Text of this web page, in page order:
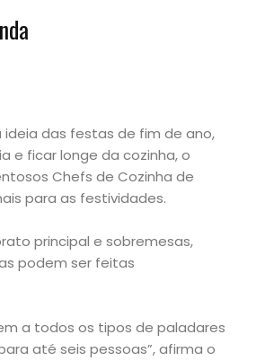
das festas de fim de ano,
e ficar longe da cozinha, o
Chefs de Cozinha de
para as festividades.
principal e sobremesas,
podem ser feitas
a todos os tipos de paladares
até seis pessoas”, afirma o